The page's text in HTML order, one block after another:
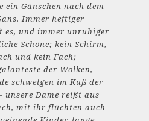
ein Gänschen nach dem
Immer heftiger
und immer unruhiger
Schöne; kein Schirm,
und kein Fach;
der Wolken,
schwelgen im Kuß der
unsere Dame reißt aus
mit ihr flüchten auch